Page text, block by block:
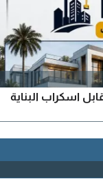
اسكراب البناية